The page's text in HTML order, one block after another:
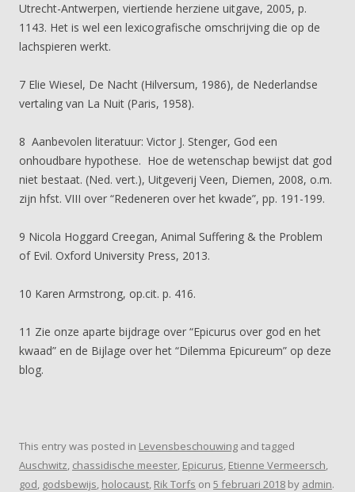
Utrecht-Antwerpen, viertiende herziene uitgave, 2005, p.
1143. Het is wel een lexicografische omschrijving die op de
lachspieren werkt.
7 Elie Wiesel, De Nacht (Hilversum, 1986), de Nederlandse
vertaling van La Nuit (Paris, 1958).
8 Aanbevolen literatuur: Victor J. Stenger, God een
onhoudbare hypothese. Hoe de wetenschap bewijst dat god
niet bestaat. (Ned. vert.), Uitgeverij Veen, Diemen, 2008, o.m.
zijn hfst. VIII over “Redeneren over het kwade”, pp. 191-199.
9 Nicola Hoggard Creegan, Animal Suffering & the Problem
of Evil. Oxford University Press, 2013.
10 Karen Armstrong, op.cit. p. 416.
11 Zie onze aparte bijdrage over “Epicurus over god en het
kwaad” en de Bijlage over het “Dilemma Epicureum” op deze
blog.
This entry was posted in Levensbeschouwing and tagged
Auschwitz, chassidische meester, Epicurus, Etienne Vermeersch,
god, godsbewijs, holocaust, Rik Torfs on 5 februari 2018 by admin.